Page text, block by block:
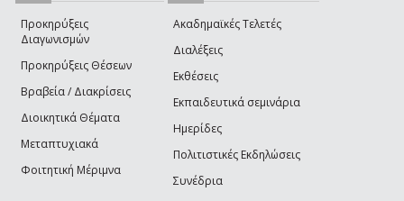
Προκηρύξεις
Διαγωνισμών
Προκηρύξεις Θέσεων
Βραβεία / Διακρίσεις
Διοικητικά Θέματα
Μεταπτυχιακά
Φοιτητική Μέριμνα
Ακαδημαϊκές Τελετές
Διαλέξεις
Εκθέσεις
Εκπαιδευτικά σεμινάρια
Ημερίδες
Πολιτιστικές Εκδηλώσεις
Συνέδρια